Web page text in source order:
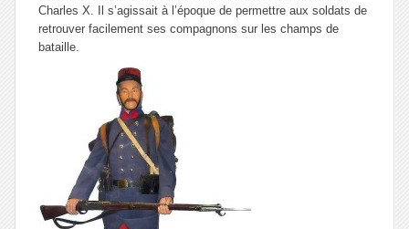
Charles X. Il s’agissait à l’époque de permettre aux soldats de
retrouver facilement ses compagnons sur les champs de
bataille.